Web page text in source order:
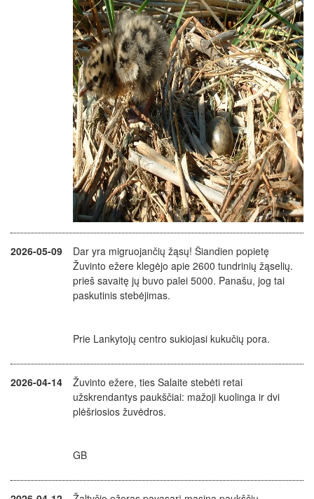
2026-05-09
Dar yra migruojančių žąsų! Šiandien popietę
Žuvinto ežere klegėjo apie 2600 tundrinių žąselių.
prieš savaitę jų buvo palei 5000. Panašu, jog tai
paskutinis stebėjimas.
Prie Lankytojų centro sukiojasi kukučių pora.
2026-04-14
Žuvinto ežere, ties Salaite stebėti retai
užskrendantys paukščiai: mažoji kuolinga ir dvi
plėšriosios žuvėdros.
GB